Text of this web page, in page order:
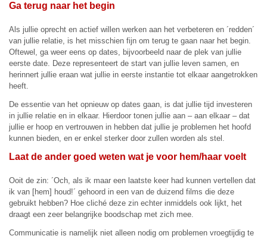
Ga terug naar het begin
Als jullie oprecht en actief willen werken aan het verbeteren en ´redden´
van jullie relatie, is het misschien fijn om terug te gaan naar het begin.
Oftewel, ga weer eens op dates, bijvoorbeeld naar de plek van jullie
eerste date. Deze representeert de start van jullie leven samen, en
herinnert jullie eraan wat jullie in eerste instantie tot elkaar aangetrokken
heeft.
De essentie van het opnieuw op dates gaan, is dat jullie tijd investeren
in jullie relatie en in elkaar. Hierdoor tonen jullie aan – aan elkaar – dat
jullie er hoop en vertrouwen in hebben dat jullie je problemen het hoofd
kunnen bieden, en er enkel sterker door zullen worden als stel.
Laat de ander goed weten wat je voor hem/haar voelt
Ooit de zin: ´Och, als ik maar een laatste keer had kunnen vertellen dat
ik van [hem] houd!´ gehoord in een van de duizend films die deze
gebruikt hebben? Hoe cliché deze zin echter inmiddels ook lijkt, het
draagt een zeer belangrijke boodschap met zich mee.
Communicatie is namelijk niet alleen nodig om problemen vroegtijdig te